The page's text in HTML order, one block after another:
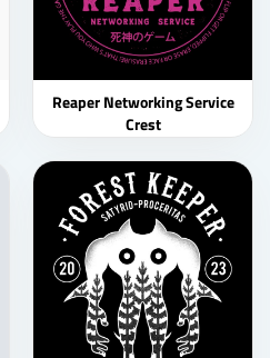
Reaper Networking Service
Crest